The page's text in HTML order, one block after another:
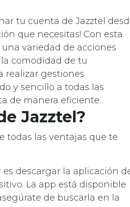
tu cuenta de Jazztel
que necesitas! Con esta
variedad de acciones
comodidad de tu
realizar gestiones
y sencillo a todas las
de manera eficiente.
Jazztel?
todas las ventajas que te
descargar la aplicación
La app está disponible
de buscarla en la